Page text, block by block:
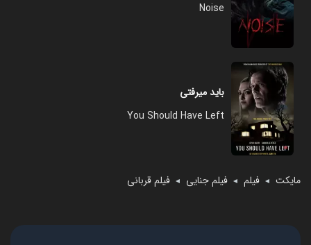
مایکت ◄ فیلم ◄ فیلم جنایی ◄ فیلم قربانی
Noise
باید میرفتی
You Should Have Left